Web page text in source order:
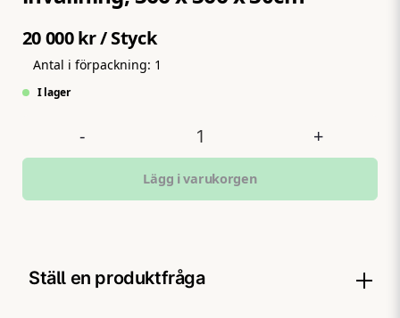
20 000 kr/ Styck
Antal i förpackning: 1
I lager
- +
Lägg i varukorgen
Ställ en produktfråga